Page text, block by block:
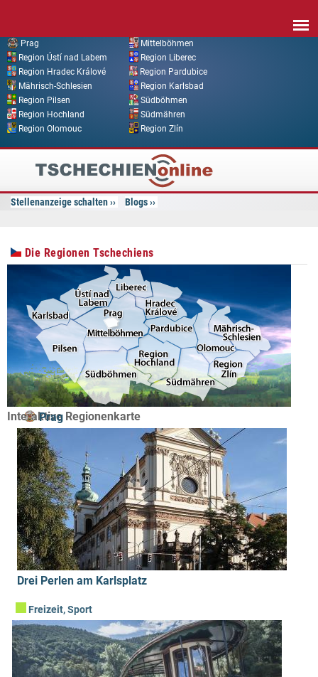
Prag
Mittelböhmen
Region Ústí nad Labem
Region Liberec
Region Hradec Králové
Region Pardubice
Mährisch-Schlesien
Region Karlsbad
Region Pilsen
Südböhmen
Region Hochland
Südmähren
Region Olomouc
Region Zlín
Tschechien
Online
Stellenanzeige schalten Blogs
Die Regionen Tschechiens
Interaktive Regionenkarte
Prag
Drei Perlen am Karlsplatz
Kurorte